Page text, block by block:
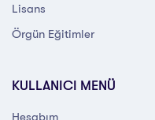
Lisans
Örgün Eğitimler
KULLANICI MENÜ
Hesabım